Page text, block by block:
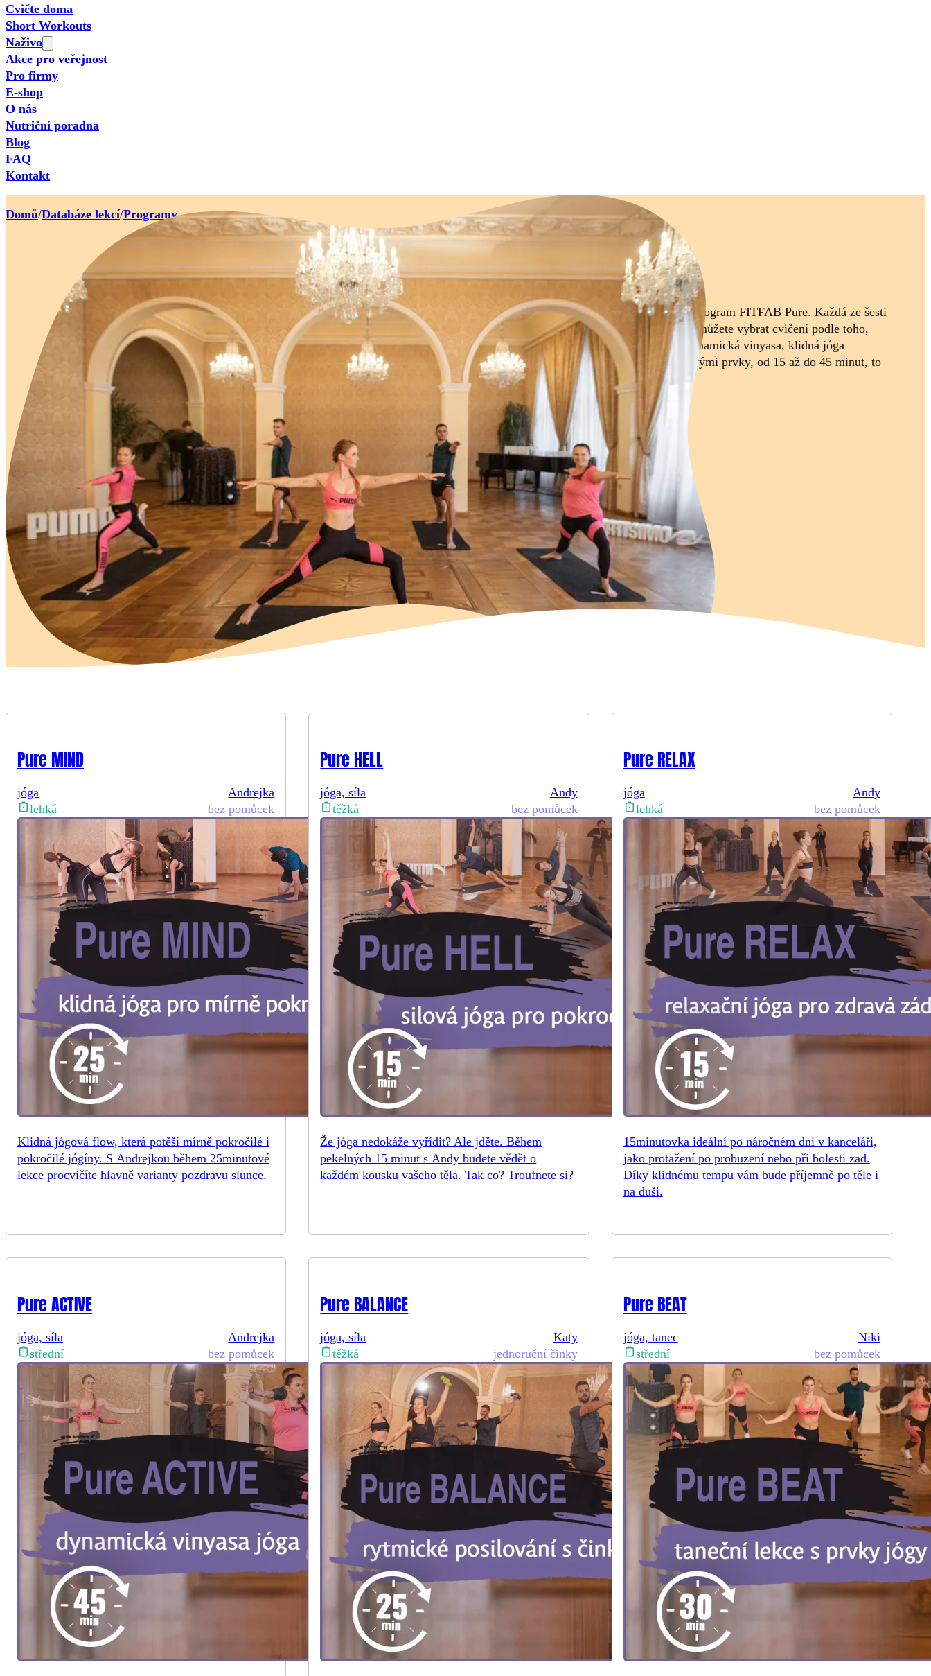
Cvičte doma
Short Workouts
Naživo
Akce pro veřejnost
Pro firmy
E-shop
O nás
Nutriční poradna
Blog
FAQ
Kontakt
Domů/Databáze lekcí/Programy FITFAB Pure
Pokud jste milovníkem jógy, zamilujete si i program FITFAB Pure. Každá ze šesti
lekcí vás provede jiným typem jógy, a tak si můžete vybrat cvičení podle toho,
v jakém rozpoložení se zrovna nacházíte. Dynamická vinyasa, klidná jóga
před spaním či taneční kroky spojené s jógovými prvky, od 15 až do 45 minut, to
vše nabízí program FITFAB Pure.
Průměrná délka lekcí:
24 min.
Průměrná obtížnost:střední
Pure MIND
jóga
lehká
Andrejka
bez pomůcek
Klidná jógová flow, která potěší mírně pokročilé i
pokročilé jógíny. S Andrejkou během 25minutové
lekce procvičíte hlavně varianty pozdravu slunce.
Pure HELL
jóga, síla
těžká
Andy
bez pomůcek
Že jóga nedokáže vyřídit? Ale jděte. Během
pekelných 15 minut s Andy budete vědět o
každém kousku vašeho těla. Tak co? Troufnete si?
Pure RELAX
jóga
lehká
Andy
bez pomůcek
15minutovka ideální po náročném dni v kanceláři,
jako protažení po probuzení nebo při bolesti zad.
Díky klidnému tempu vám bude příjemně po těle i
na duši.
Pure ACTIVE
jóga, síla
střední
Andrejka
bez pomůcek
Pure BALANCE
jóga, síla
těžká
Katy
jednoruční činky
Pure BEAT
jóga, tanec
střední
Niki
bez pomůcek